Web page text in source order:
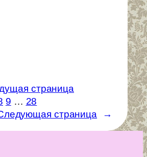
страница
9 … 28
страница
→